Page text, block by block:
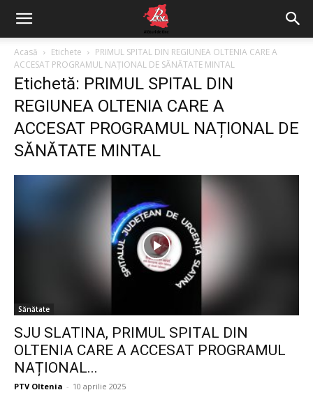
Acasă Etichete
PRIMUL SPITAL DIN REGIUNEA OLTENIA CARE A
ACCESAT PROGRAMUL NAȚIONAL DE SĂNĂTATE MINTAL
Etichetă: PRIMUL SPITAL DIN
REGIUNEA OLTENIA CARE A
ACCESAT PROGRAMUL NAȚIONAL DE
SĂNĂTATE MINTAL
Sănătate
SJU SLATINA, PRIMUL SPITAL DIN
OLTENIA CARE A ACCESAT PROGRAMUL
NAȚIONAL...
PTV Oltenia - 10 aprilie 2025